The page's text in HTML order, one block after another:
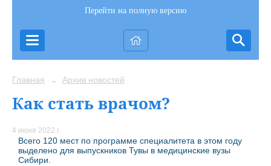
Перейти на полную версию
Главная → Архив новостей
Как стать врачом?
4 июня 2022 г.
Всего 120 мест по программе специалитета в этом году
выделено для выпускников Тувы в медицинские вузы
Сибири.